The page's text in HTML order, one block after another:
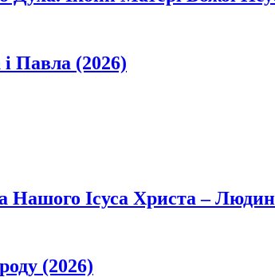
Павла (2026)
Нашого Ісуса Христа –
(2026)